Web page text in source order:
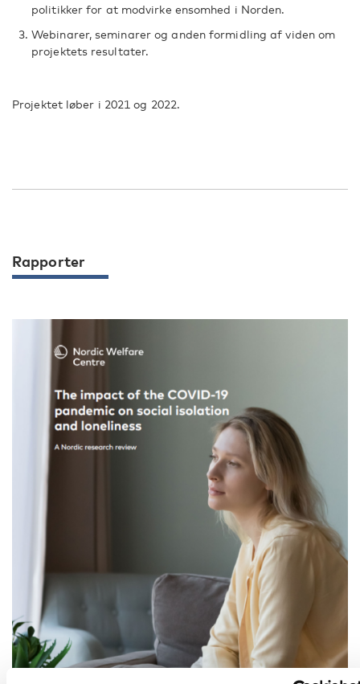
politikker for at modvirke ensomhed i Norden.
Webinarer, seminarer og anden formidling af viden om
projektets resultater.
Projektet løber i 2021 og 2022.
Rapporter